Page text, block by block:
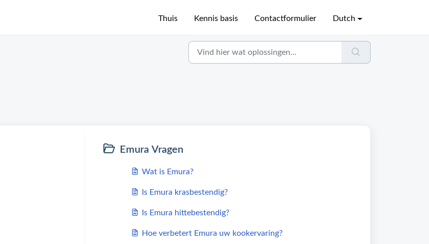
Thuis Kennis basis Contactformulier Dutch
Emura Vragen
Wat is Emura?
Is Emura krasbestendig?
Is Emura hittebestendig?
Hoe verbetert Emura uw kookervaring?